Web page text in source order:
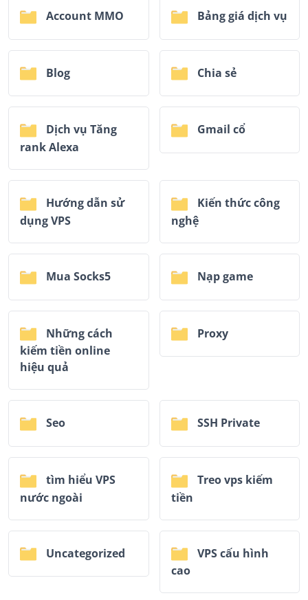
Account MMO Bảng giá dịch vụ
Blog Chia sẻ
Dịch vụ Tăng
rank Alexa
Gmail cổ
Hướng dẫn sử
dụng VPS
Kiến thức công
nghệ
Mua Socks5 Nạp game
Những cách
kiếm tiền online
hiệu quả
Proxy
Seo SSH Private
tìm hiểu VPS
nước ngoài
Treo vps kiếm
tiền
Uncategorized
VPS cấu hình
cao